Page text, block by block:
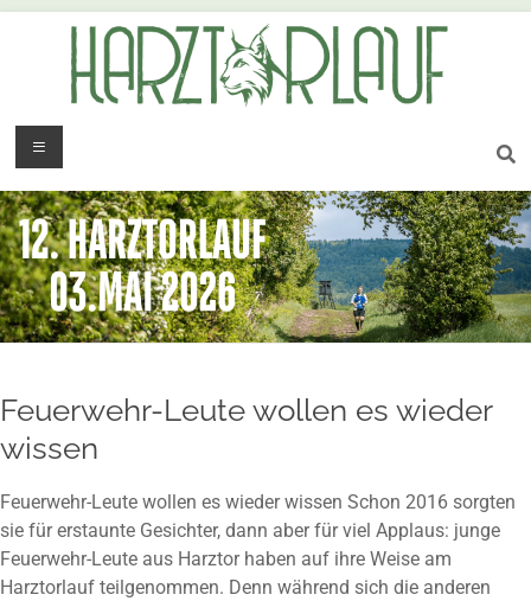
Feuerwehr-Leute wollen es wieder
wissen
Feuerwehr-Leute wollen es wieder wissen Schon 2016 sorgten
sie für erstaunte Gesichter, dann aber für viel Applaus: junge
Feuerwehr-Leute aus Harztor haben auf ihre Weise am
Harztorlauf teilgenommen. Denn während sich die anderen